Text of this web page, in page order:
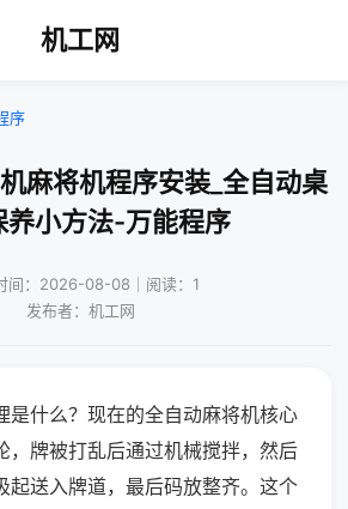
机工网
序
麻将机程序安装_全自动桌
养小方法-万能程序
间：2026-08-08｜阅读：1
发布者：机工网
是什么？现在的全自动麻将机核心
，牌被打乱后通过机械搅拌，然后
起送入牌道，最后码放整齐。这个